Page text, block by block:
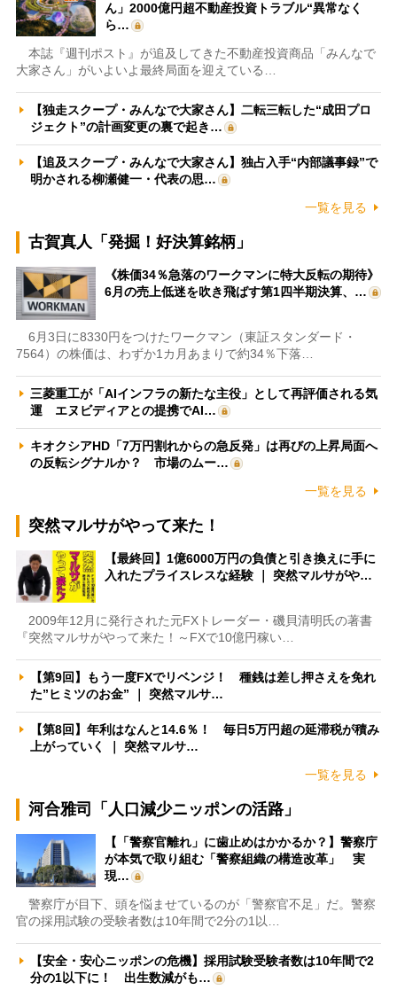
ん」2000億円超不動産投資トラブル“異常なく
ら…
本誌『週刊ポスト』が追及してきた不動産投資商品「みんなで
大家さん」がいよいよ最終局面を迎えている…
【独走スクープ・みんなで大家さん】二転三転した“成田プロ
ジェクト”の計画変更の裏で起き…
【追及スクープ・みんなで大家さん】独占入手“内部議事録”で
明かされる柳瀬健一・代表の思…
一覧を見る
古賀真人「発掘！好決算銘柄」
《株価34％急落のワークマンに特大反転の期待》
6月の売上低迷を吹き飛ばす第1四半期決算、…
6月3日に8330円をつけたワークマン（東証スタンダード・
7564）の株価は、わずか1カ月あまりで約34％下落…
三菱重工が「AIインフラの新たな主役」として再評価される気
運 エヌビディアとの提携でAI…
キオクシアHD「7万円割れからの急反発」は再びの上昇局面へ
の反転シグナルか？ 市場のムー…
一覧を見る
突然マルサがやって来た！
【最終回】1億6000万円の負債と引き換えに手に
入れたプライスレスな経験 ｜ 突然マルサがや…
2009年12月に発行された元FXトレーダー・磯貝清明氏の著書
『突然マルサがやって来た！～FXで10億円稼い…
【第9回】もう一度FXでリベンジ！ 種銭は差し押さえを免れ
た”ヒミツのお金” ｜ 突然マルサ…
【第8回】年利はなんと14.6％！ 毎日5万円超の延滞税が積み
上がっていく ｜ 突然マルサ…
一覧を見る
河合雅司「人口減少ニッポンの活路」
【「警察官離れ」に歯止めはかかるか？】警察庁
が本気で取り組む「警察組織の構造改革」 実
現…
警察庁が目下、頭を悩ませているのが「警察官不足」だ。警察
官の採用試験の受験者数は10年間で2分の1以…
【安全・安心ニッポンの危機】採用試験受験者数は10年間で2
分の1以下に！ 出生数減がも…